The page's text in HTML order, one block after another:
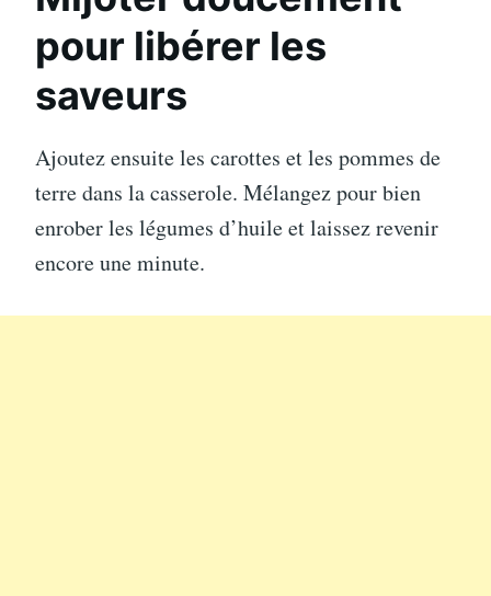
pour libérer les
saveurs
Ajoutez ensuite les carottes et les pommes de
terre dans la casserole. Mélangez pour bien
enrober les légumes d’huile et laissez revenir
encore une minute.